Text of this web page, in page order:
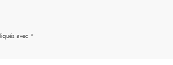
avec *